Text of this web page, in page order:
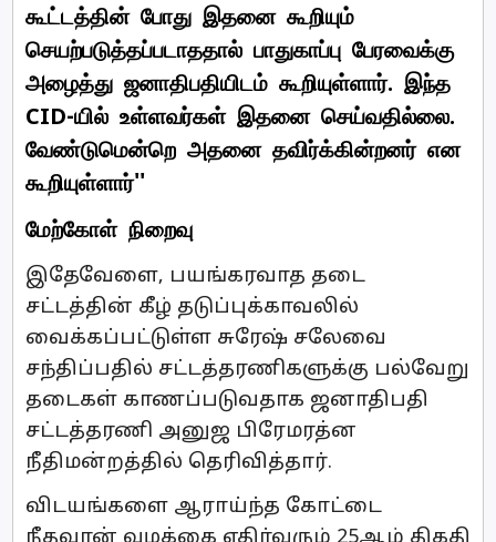
கூட்டத்தின் போது இதனை கூறியும்
செயற்படுத்தப்படாததால் பாதுகாப்பு பேரவைக்கு
அழைத்து ஜனாதிபதியிடம் கூறியுள்ளார். இந்த
CID-யில் உள்ளவர்கள் இதனை செய்வதில்லை.
வேண்டுமென்றெ அதனை தவிர்க்கின்றனர் என
கூறியுள்ளார்''
மேற்கோள் நிறைவு
இதேவேளை, பயங்கரவாத தடை
சட்டத்தின் கீழ் தடுப்புக்காவலில்
வைக்கப்பட்டுள்ள சுரேஷ் சலேவை
சந்திப்பதில் சட்டத்தரணிகளுக்கு பல்வேறு
தடைகள் காணப்படுவதாக ஜனாதிபதி
சட்டத்தரணி அனுஜ பிரேமரத்ன
நீதிமன்றத்தில் தெரிவித்தார்.
விடயங்களை ஆராய்ந்த கோட்டை